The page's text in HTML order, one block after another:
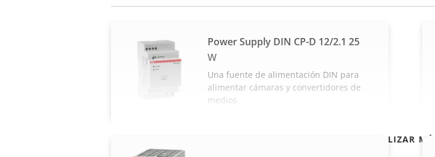
VISUALIZAR MÁS
Power Supply DIN CP-D 12/2.1 25
W
Una fuente de alimentación DIN para
alimentar cámaras y convertidores de
medios